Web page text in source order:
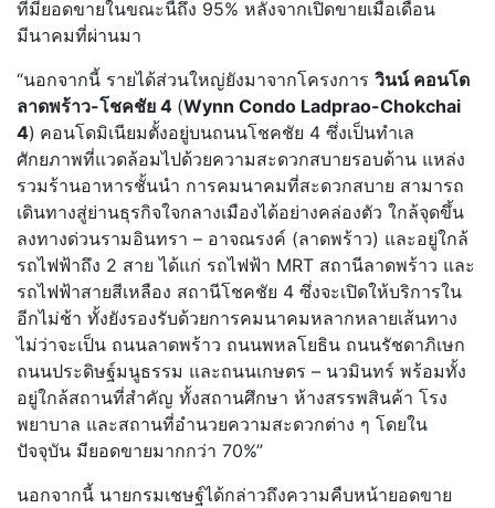
ที่มียอดขายในขณะนี้ถึง 95% หลังจากเปิดขายเมื่อเดือน
มีนาคมที่ผ่านมา
“นอกจากนี้ รายได้ส่วนใหญ่ยังมาจากโครงการ วินน์ คอนโด
ลาดพร้าว-โชคชัย 4 (Wynn Condo Ladprao-Chokchai
4) คอนโดมิเนียมตั้งอยู่บนถนนโชคชัย 4 ซึ่งเป็นทำเล
ศักยภาพที่แวดล้อมไปด้วยความสะดวกสบายรอบด้าน แหล่ง
รวมร้านอาหารชั้นนำ การคมนาคมที่สะดวกสบาย สามารถ
เดินทางสู่ย่านธุรกิจใจกลางเมืองได้อย่างคล่องตัว ใกล้จุดขึ้น
ลงทางด่วนรามอินทรา – อาจณรงค์ (ลาดพร้าว) และอยู่ใกล้
รถไฟฟ้าถึง 2 สาย ได้แก่ รถไฟฟ้า MRT สถานีลาดพร้าว และ
รถไฟฟ้าสายสีเหลือง สถานีโชคชัย 4 ซึ่งจะเปิดให้บริการใน
อีกไม่ช้า ทั้งยังรองรับด้วยการคมนาคมหลากหลายเส้นทาง
ไม่ว่าจะเป็น ถนนลาดพร้าว ถนนพหลโยธิน ถนนรัชดาภิเษก
ถนนประดิษฐ์มนูธรรม และถนนเกษตร – นวมินทร์ พร้อมทั้ง
อยู่ใกล้สถานที่สำคัญ ทั้งสถานศึกษา ห้างสรรพสินค้า โรง
พยาบาล และสถานที่อำนวยความสะดวกต่าง ๆ โดยใน
ปัจจุบัน มียอดขายมากกว่า 70%”
นอกจากนี้ นายกรมเชษฐ์ได้กล่าวถึงความคืบหน้ายอดขาย